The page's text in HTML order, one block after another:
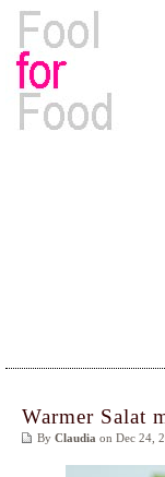
Warmer Salat
By Claudia on Dec 24,